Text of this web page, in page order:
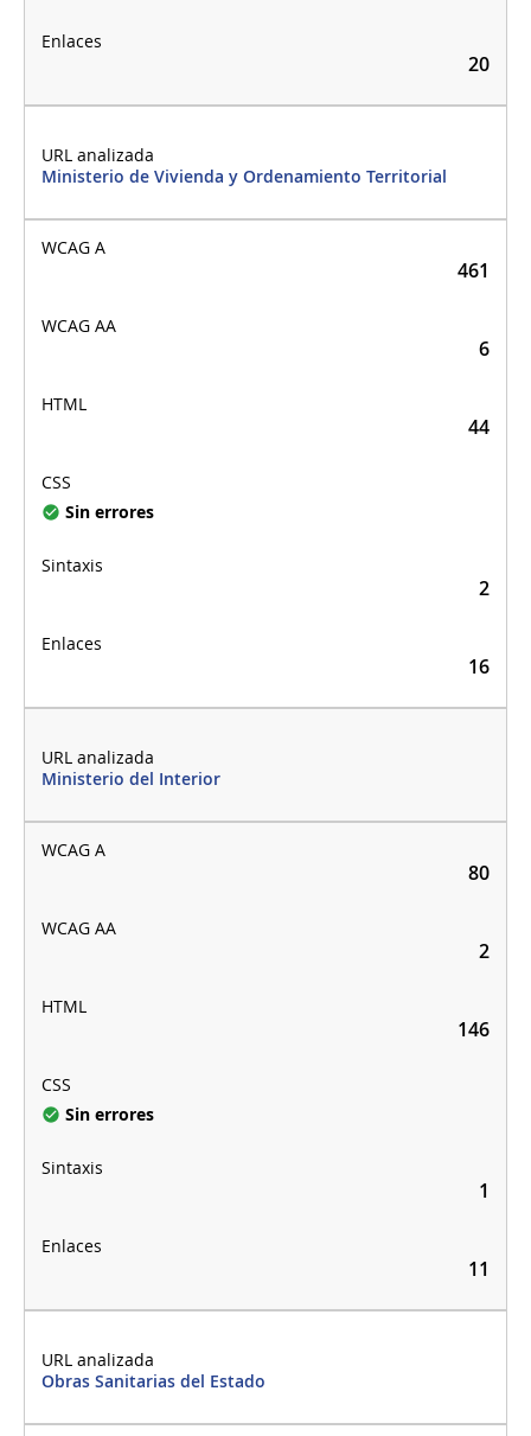
20
Ministerio de Vivienda y Ordenamiento Territorial
461
6
44
Sin errores
2
16
Ministerio del Interior
80
2
146
Sin errores
1
11
Obras Sanitarias del Estado